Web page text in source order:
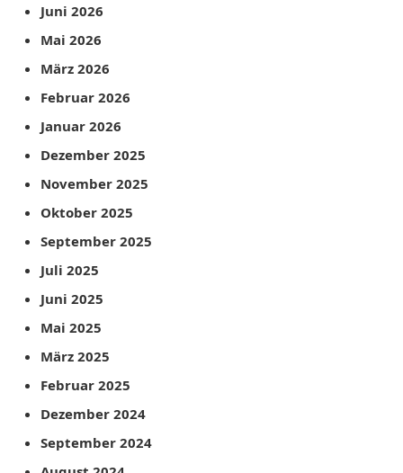
Juni 2026
Mai 2026
März 2026
Februar 2026
Januar 2026
Dezember 2025
November 2025
Oktober 2025
September 2025
Juli 2025
Juni 2025
Mai 2025
März 2025
Februar 2025
Dezember 2024
September 2024